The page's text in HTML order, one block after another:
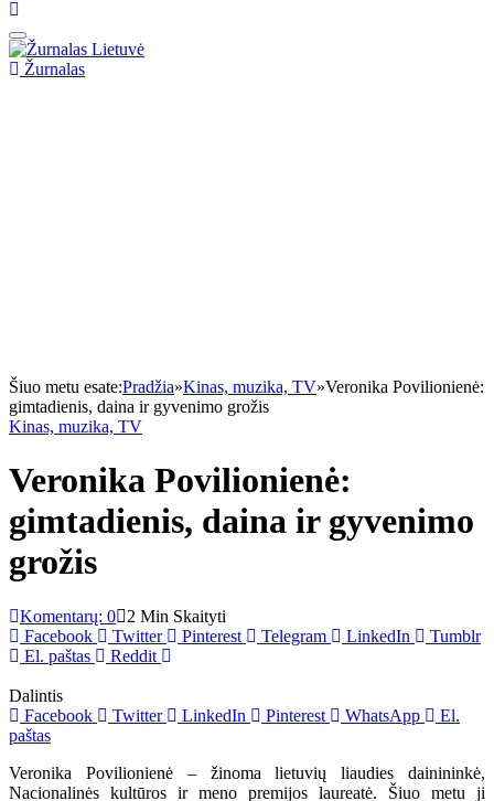
Žurnalas
Šiuo metu esate:Pradžia»Kinas, muzika, TV»Veronika Povilionienė:
gimtadienis, daina ir gyvenimo grožis
Kinas, muzika, TV
Veronika Povilionienė:
gimtadienis, daina ir gyvenimo
grožis
Komentarų: 0
2 Min Skaityti
Facebook
Twitter Pinterest Telegram LinkedIn
Tumblr
El. paštas
Reddit
Dalintis
Facebook
Twitter LinkedIn Pinterest WhatsApp
El.
paštas
Veronika Povilionienė – žinoma lietuvių liaudies dainininkė,
Nacionalinės kultūros ir meno premijos laureatė. Šiuo metu ji